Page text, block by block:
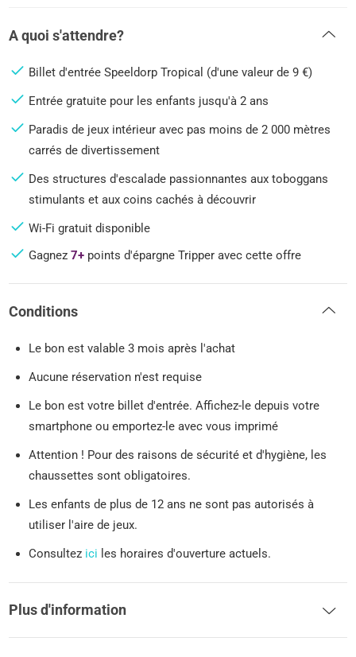
A quoi s'attendre?
Billet d'entrée Speeldorp Tropical (d'une valeur de 9 €)
Entrée gratuite pour les enfants jusqu'à 2 ans
Paradis de jeux intérieur avec pas moins de 2 000 mètres
carrés de divertissement
Des structures d'escalade passionnantes aux toboggans
stimulants et aux coins cachés à découvrir
Wi-Fi gratuit disponible
Gagnez7+ points d'épargne Tripper avec cette offre
Conditions
Le bon est valable 3 mois après l'achat
Aucune réservation n'est requise
Le bon est votre billet d'entrée. Affichez-le depuis votre
smartphone ou emportez-le avec vous imprimé
Attention ! Pour des raisons de sécurité et d'hygiène, les
chaussettes sont obligatoires.
Les enfants de plus de 12 ans ne sont pas autorisés à
utiliser l'aire de jeux.
Consultez ici les horaires d'ouverture actuels.
Plus d'information